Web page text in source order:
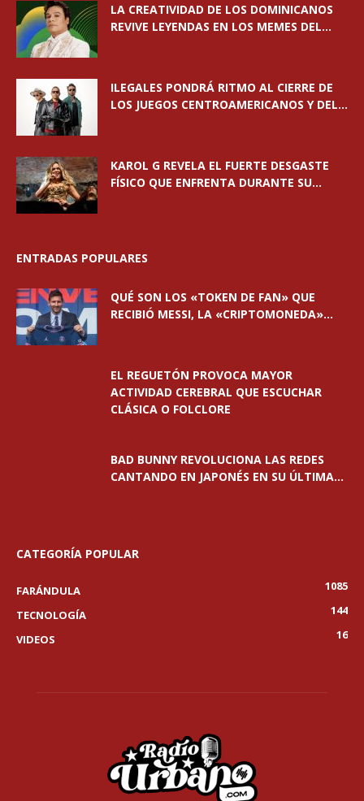
LA CREATIVIDAD DE LOS DOMINICANOS
REVIVE LEYENDAS EN LOS MEMES DEL...
ILEGALES PONDRÁ RITMO AL CIERRE DE
LOS JUEGOS CENTROAMERICANOS Y DEL...
KAROL G REVELA EL FUERTE DESGASTE
FÍSICO QUE ENFRENTA DURANTE SU...
ENTRADAS POPULARES
QUÉ SON LOS «TOKEN DE FAN» QUE
RECIBIÓ MESSI, LA «CRIPTOMONEDA»...
EL REGUETÓN PROVOCA MAYOR
ACTIVIDAD CEREBRAL QUE ESCUCHAR
CLÁSICA O FOLCLORE
BAD BUNNY REVOLUCIONA LAS REDES
CANTANDO EN JAPONÉS EN SU ÚLTIMA...
CATEGORÍA POPULAR
FARÁNDULA
1085
TECNOLOGÍA
144
VIDEOS
16